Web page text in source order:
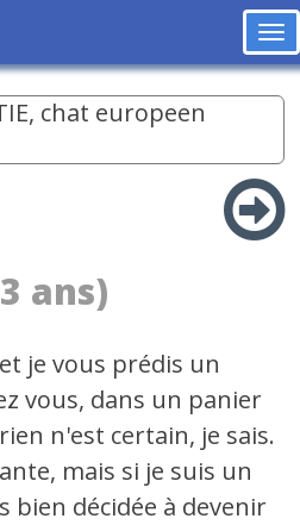
ans)
et je vous prédis un
vous, dans un panier
n'est certain, je sais.
mais si je suis un
bien décidée à devenir